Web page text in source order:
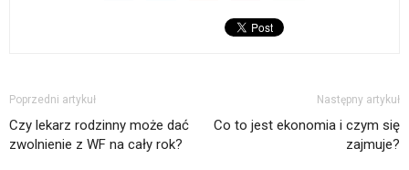
Poprzedni artykuł
Czy lekarz rodzinny może dać
zwolnienie z WF na cały rok?
Następny artykuł
Co to jest ekonomia i czym się
zajmuje?